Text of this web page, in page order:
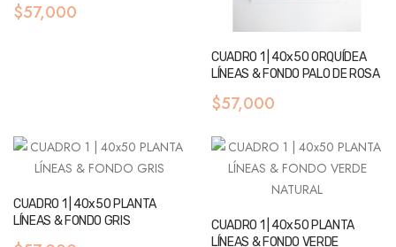
$57,000
CUADRO 1 | 40x50 ORQUÍDEA
LÍNEAS & FONDO PALO DE ROSA
$57,000
CUADRO 1 | 40x50 PLANTA
LÍNEAS & FONDO GRIS
CUADRO 1 | 40x50 PLANTA
LÍNEAS & FONDO VERDE